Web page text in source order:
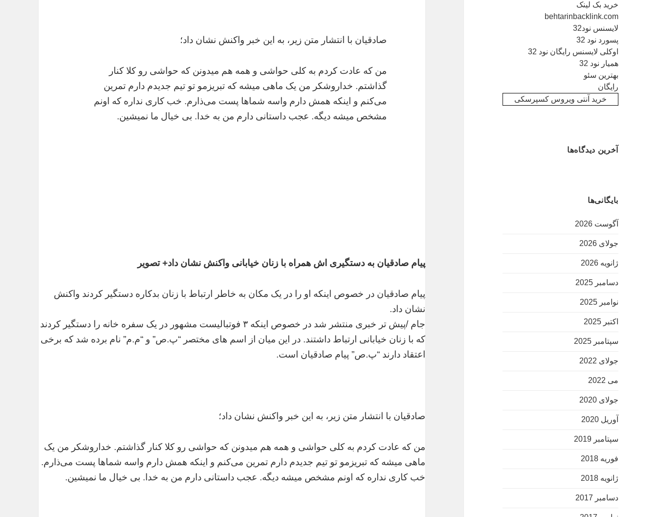
خرید بک لینک
behtarinbacklink.com
لایسنس نود32
پسورد نود 32
اوکلی لایسنس رایگان نود 32
همیار نود 32
بهترین سئو
رایگان
خرید آنتی ویروس کسپرسکی
آخرین دیدگاه‌ها
بایگانی‌ها
آگوست 2026
جولای 2026
ژانویه 2026
دسامبر 2025
نوامبر 2025
اکتبر 2025
سپتامبر 2025
جولای 2022
می 2022
جولای 2020
آوریل 2020
سپتامبر 2019
فوریه 2018
ژانویه 2018
دسامبر 2017
صادقیان با انتشار متن زیر، به این خبر واکنش نشان داد؛
من که عادت کردم به کلی حواشی و همه هم میدونن که حواشی رو کلا کنار
گذاشتم. خداروشکر من یک ماهی میشه که تبریزمو تو تیم جدیدم دارم تمرین
می‌کنم و اینکه همش دارم واسه شماها پست می‌ذارم. خب کاری نداره که اونم
مشخص میشه دیگه. عجب داستانی دارم من به خدا. بی خیال ما نمیشین.
پیام صادقیان به دستگیری اش همراه با زنان خیابانی واکنش نشان داد+ تصویر
پیام صادقیان در خصوص اینکه او را در یک مکان به خاطر ارتباط با زنان بدکاره دستگیر کردند واکنش
نشان داد.
جام /پیش تر خبری منتشر شد در خصوص اینکه ۳ فوتبالیست مشهور در یک سفره خانه را دستگیر کردند
که با زنان خیابانی ارتباط داشتند. در این میان از اسم های مختصر “پ.ص” و “م.م” نام برده شد که برخی
اعتقاد دارند “پ.ص” پیام صادقیان است.
صادقیان با انتشار متن زیر، به این خبر واکنش نشان داد؛
من که عادت کردم به کلی حواشی و همه هم میدونن که حواشی رو کلا کنار گذاشتم. خداروشکر من یک
ماهی میشه که تبریزمو تو تیم جدیدم دارم تمرین می‌کنم و اینکه همش دارم واسه شماها پست می‌ذارم.
خب کاری نداره که اونم مشخص میشه دیگه. عجب داستانی دارم من به خدا. بی خیال ما نمیشین.